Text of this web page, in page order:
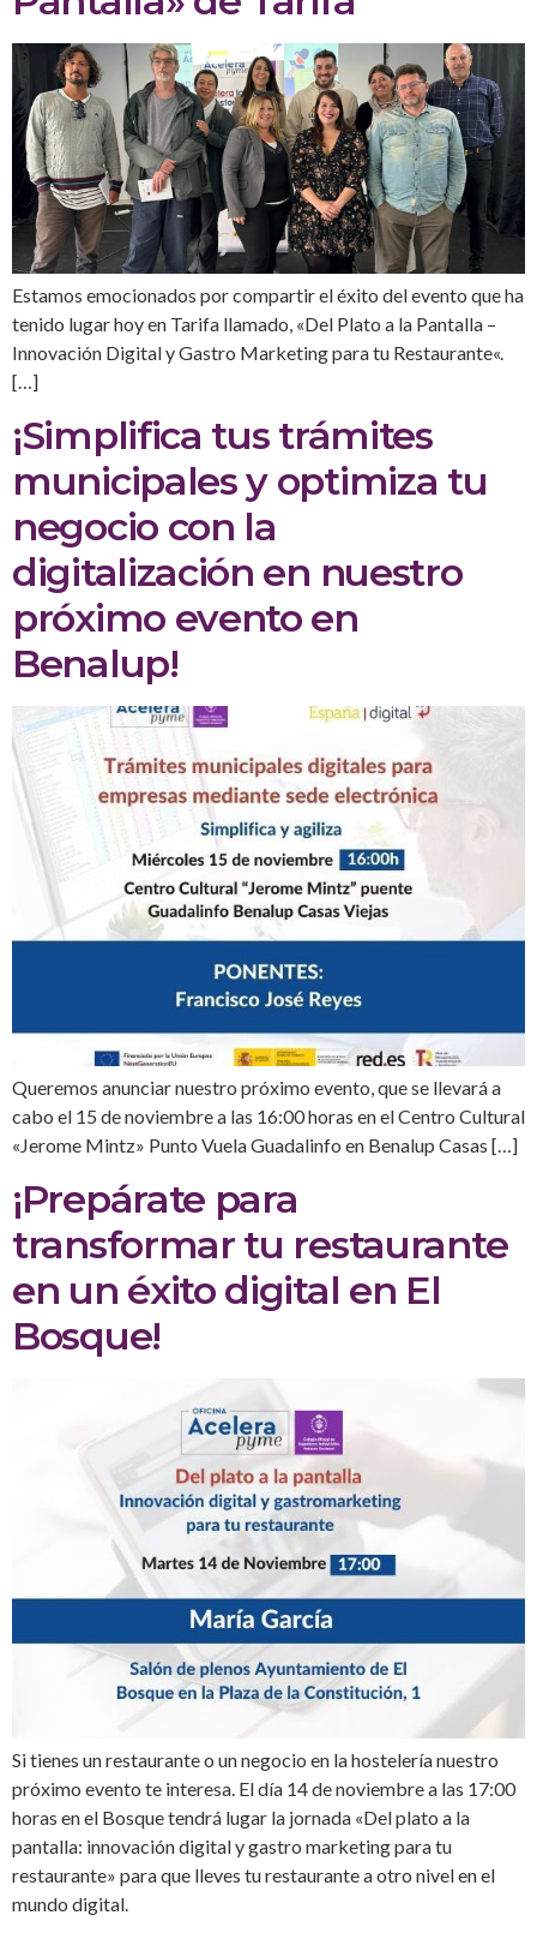
Estamos emocionados por compartir el éxito del evento que ha
tenido lugar hoy en Tarifa llamado, «Del Plato a la Pantalla –
Innovación Digital y Gastro Marketing para tu Restaurante«.
[…]
¡Simplifica tus trámites
municipales y optimiza tu
negocio con la
digitalización en nuestro
próximo evento en
Benalup!
Queremos anunciar nuestro próximo evento, que se llevará a
cabo el 15 de noviembre a las 16:00 horas en el Centro Cultural
«Jerome Mintz» Punto Vuela Guadalinfo en Benalup Casas […]
¡Prepárate para
transformar tu restaurante
en un éxito digital en El
Bosque!
Si tienes un restaurante o un negocio en la hostelería nuestro
próximo evento te interesa. El día 14 de noviembre a las 17:00
horas en el Bosque tendrá lugar la jornada «Del plato a la
pantalla: innovación digital y gastro marketing para tu
restaurante» para que lleves tu restaurante a otro nivel en el
mundo digital.